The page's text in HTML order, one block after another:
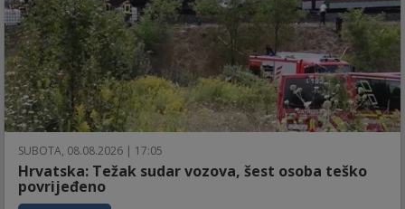
SUBOTA, 08.08.2026 | 17:05
Hrvatska: Težak sudar vozova, šest osoba teško
povrijeđeno